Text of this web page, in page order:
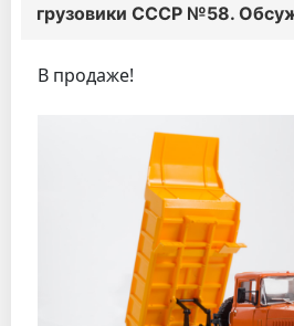
грузовики СССР №58.
В продаже!